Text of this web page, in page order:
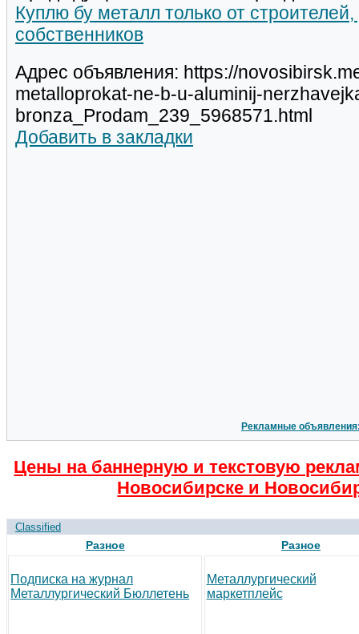
Куплю бу металл только от
собственников
Адрес объявления: https://
metalloprokat-ne-b-u-aluminij-
bronza_Prodam_239_5968571.html
Добавить в закладки
Рекламные
Цены на баннерную и текстовую
Новосибирске и
Classified
Разное
Подписка на журнал
Металлургический Бюллетень
Разное
Металлургический
маркетплейс